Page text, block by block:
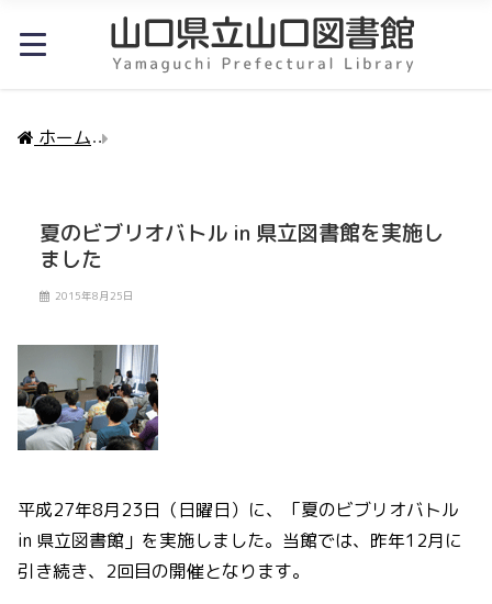
ホーム
夏のビブリオバトル in 県立図書館を実施し
ました
2015年8月25日
平成27年8月23日（日曜日）に、「夏のビブリオバトル
in 県立図書館」を実施しました。当館では、昨年12月に
引き続き、2回目の開催となります。